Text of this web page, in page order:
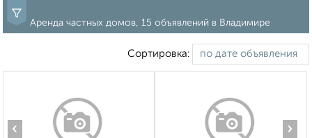
Аренда частных домов, 15 объявлений в Владимире
Сортировка:
‹ ›